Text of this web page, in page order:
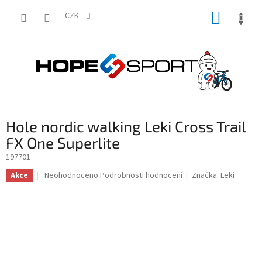
CZK
Hole nordic walking Leki Cross Trail
FX One Superlite
197701
Akce
Průměrné
Neohodnoceno Podrobnosti hodnocení Značka:Leki